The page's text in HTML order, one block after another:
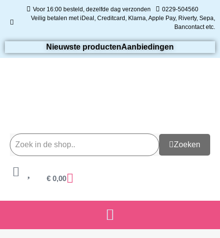
Voor 16:00 besteld, dezelfde dag verzonden
0229-504560
Veilig betalen met iDeal, Creditcard, Klarna, Apple Pay, Riverty, Sepa,
Bancontact etc.
Nieuwste productenAanbiedingen
Zoeken
€ 0,00